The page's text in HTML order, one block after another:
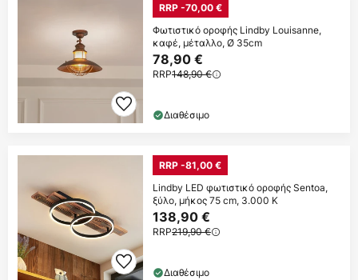
RRP -70,00 €
Φωτιστικό οροφής Lindby Louisanne,
καφέ, μέταλλο, Ø 35cm
78,90 €
RRP148,90 €
Διαθέσιμο
RRP -81,00 €
Lindby LED φωτιστικό οροφής Sentoa,
ξύλο, μήκος 75 cm, 3.000 K
138,90 €
RRP219,90 €
Διαθέσιμο